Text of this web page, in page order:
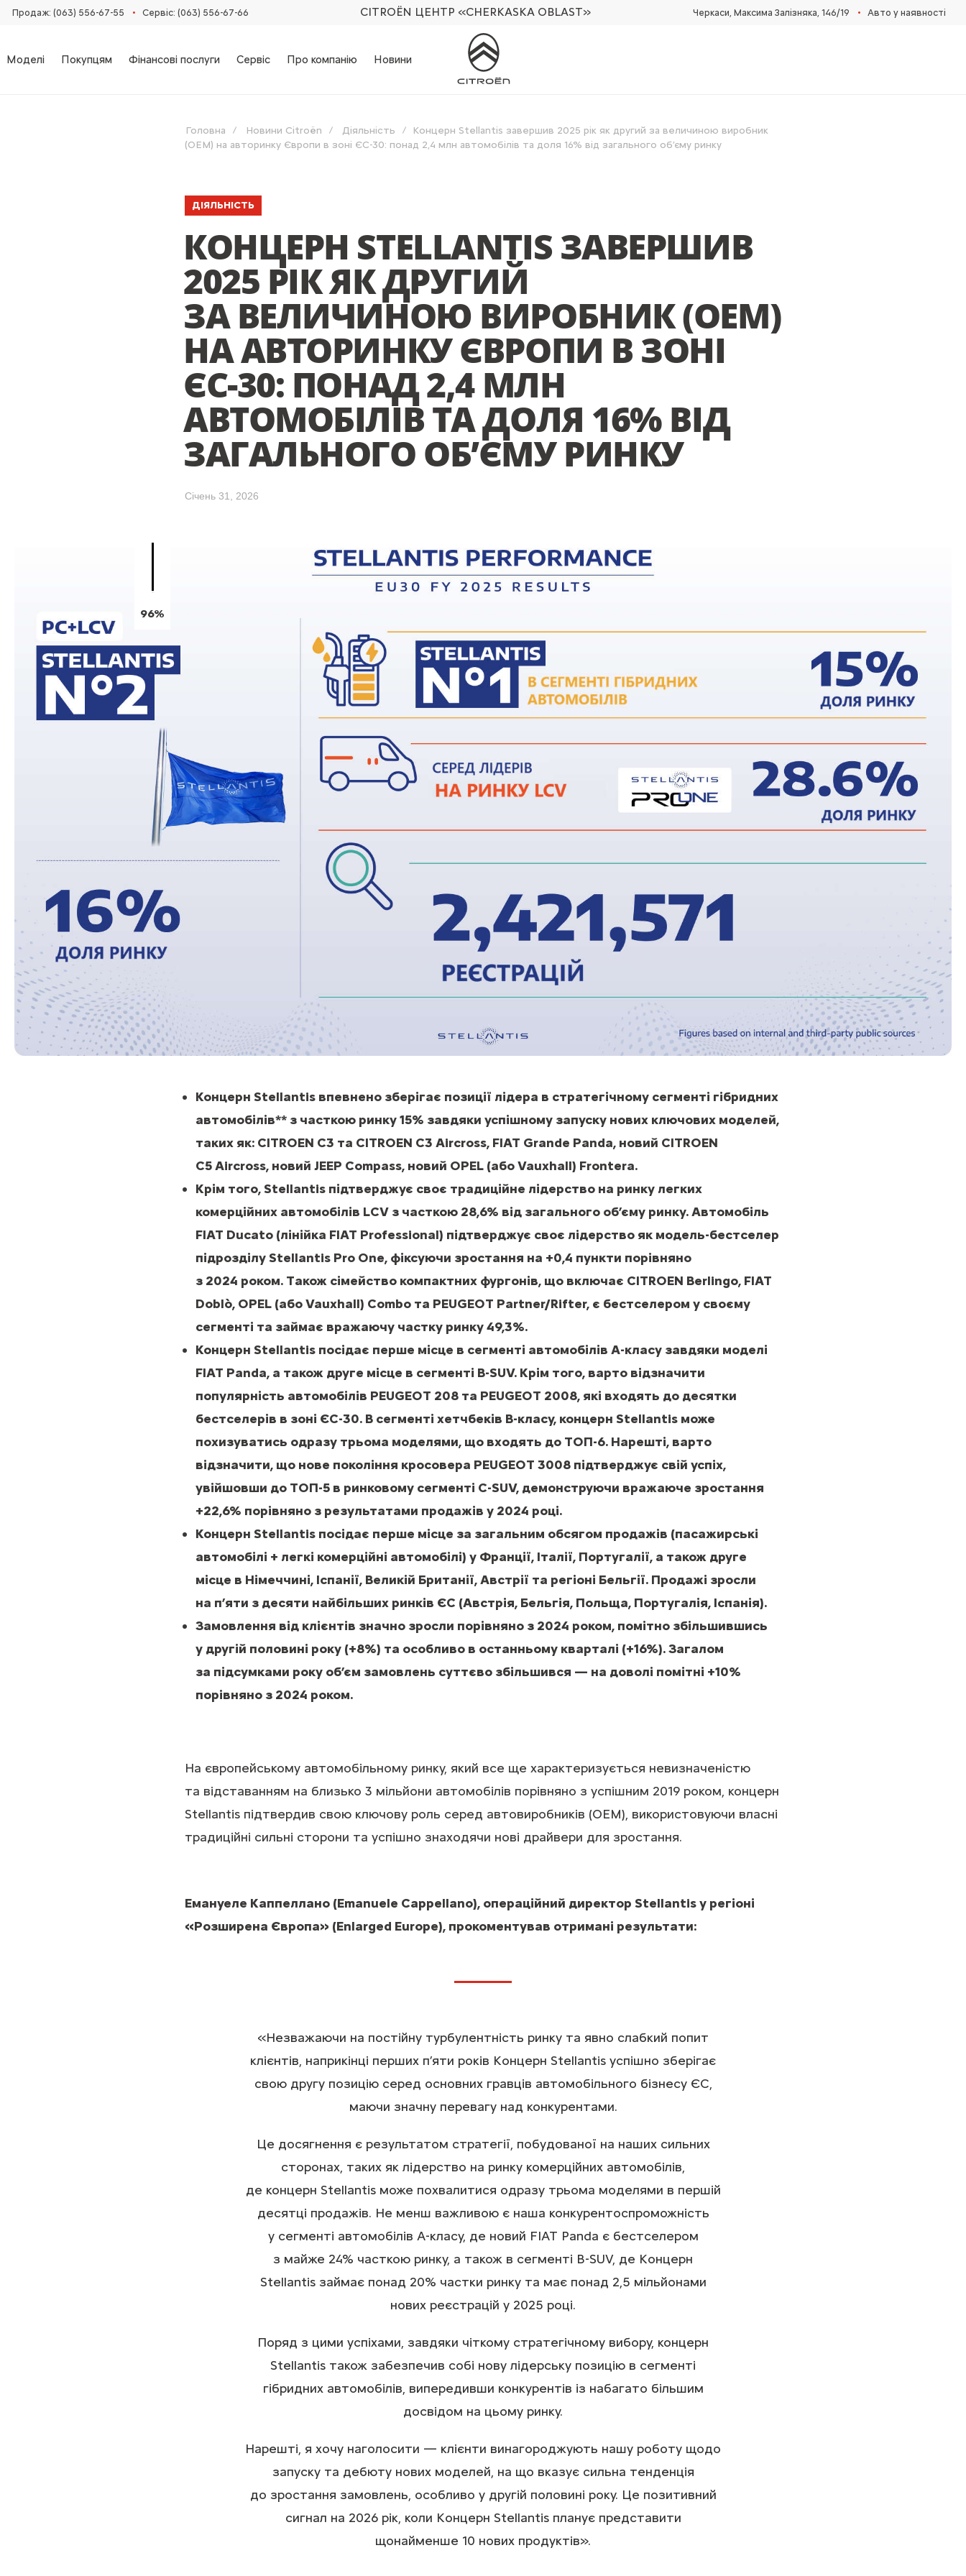
Продаж: (063) 556-67-55 • Сервіс: (063) 556-67-66 CITROËN ЦЕНТР «CHERKASKA OBLAST» Черкаси, Максима Залізняка, 146/19 • Авто у наявності
Моделі Покупцям Фінансові послуги Сервіс Про компанію Новини
Головна Новини Citroën Діяльність
Концерн Stellantis завершив 2025 рік як другий за величиною виробник
(ОЕМ) на авторинку Європи в зоні ЄС-30: понад 2,4 млн автомобілів та доля 16% від загального об’єму ринку
ДІЯЛЬНІСТЬ
КОНЦЕРН STELLANTIS ЗАВЕРШИВ
2025 РІК ЯК ДРУГИЙ
ЗА ВЕЛИЧИНОЮ ВИРОБНИК (ОЕМ)
НА АВТОРИНКУ ЄВРОПИ В ЗОНІ
ЄС-30: ПОНАД 2,4 МЛН
АВТОМОБІЛІВ ТА ДОЛЯ 16% ВІД
ЗАГАЛЬНОГО ОБ’ЄМУ РИНКУ
Cічень 31, 2026
96%
Концерн Stellantis впевнено зберігає позиції лідера в стратегічному сегменті гібридних
автомобілів** з часткою ринку 15% завдяки успішному запуску нових ключових моделей,
таких як: CITROEN C3 та CITROEN C3 Aircross, FIAT Grande Panda, новий CITROEN
C5 Aircross, новий JEEP Compass, новий OPEL (або Vauxhall) Frontera.
Крім того, Stellantis підтверджує своє традиційне лідерство на ринку легких
комерційних автомобілів LCV з часткою 28,6% від загального об’єму ринку. Автомобіль
FIAT Ducato (лінійка FIAT Professional) підтверджує своє лідерство як модель-бестселер
підрозділу Stellantis Pro One, фіксуючи зростання на +0,4 пункти порівняно
з 2024 роком. Також сімейство компактних фургонів, що включає CITROEN Berlingo, FIAT
Doblò, OPEL (або Vauxhall) Combo та PEUGEOT Partner/Rifter, є бестселером у своєму
сегменті та займає вражаючу частку ринку 49,3%.
Концерн Stellantis посідає перше місце в сегменті автомобілів A-класу завдяки моделі
FIAT Panda, а також друге місце в сегменті B-SUV. Крім того, варто відзначити
популярність автомобілів PEUGEOT 208 та PEUGEOT 2008, які входять до десятки
бестселерів в зоні ЄС-30. В сегменті хетчбеків B-класу, концерн Stellantis може
похизуватись одразу трьома моделями, що входять до ТОП-6. Нарешті, варто
відзначити, що нове покоління кросовера PEUGEOT 3008 підтверджує свій успіх,
увійшовши до ТОП-5 в ринковому сегменті C-SUV, демонструючи вражаюче зростання
+22,6% порівняно з результатами продажів у 2024 році.
Концерн Stellantis посідає перше місце за загальним обсягом продажів (пасажирські
автомобілі + легкі комерційні автомобілі) у Франції, Італії, Португалії, а також друге
місце в Німеччині, Іспанії, Великій Британії, Австрії та регіоні Бельгії. Продажі зросли
на п’яти з десяти найбільших ринків ЄС (Австрія, Бельгія, Польща, Португалія, Іспанія).
Замовлення від клієнтів значно зросли порівняно з 2024 роком, помітно збільшившись
у другій половині року (+8%) та особливо в останньому кварталі (+16%). Загалом
за підсумками року об’єм замовлень суттєво збільшився — на доволі помітні +10%
порівняно з 2024 роком.
На європейському автомобільному ринку, який все ще характеризується невизначеністю
та відставанням на близько 3 мільйони автомобілів порівняно з успішним 2019 роком, концерн
Stellantis підтвердив свою ключову роль серед автовиробників (OEM), використовуючи власні
традиційні сильні сторони та успішно знаходячи нові драйвери для зростання.
Емануеле Каппеллано (Emanuele Cappellano), операційний директор Stellantis у регіоні
«Розширена Європа» (Enlarged Europe), прокоментував отримані результати:
«Незважаючи на постійну турбулентність ринку та явно слабкий попит
клієнтів, наприкінці перших п’яти років Концерн Stellantis успішно зберігає
свою другу позицію серед основних гравців автомобільного бізнесу ЄС,
маючи значну перевагу над конкурентами.
Це досягнення є результатом стратегії, побудованої на наших сильних
сторонах, таких як лідерство на ринку комерційних автомобілів,
де концерн Stellantis може похвалитися одразу трьома моделями в першій
десятці продажів. Не менш важливою є наша конкурентоспроможність
у сегменті автомобілів A-класу, де новий FIAT Panda є бестселером
з майже 24% часткою ринку, а також в сегменті B-SUV, де Концерн
Stellantis займає понад 20% частки ринку та має понад 2,5 мільйонами
нових реєстрацій у 2025 році.
Поряд з цими успіхами, завдяки чіткому стратегічному вибору, концерн
Stellantis також забезпечив собі нову лідерську позицію в сегменті
гібридних автомобілів, випередивши конкурентів із набагато більшим
досвідом на цьому ринку.
Нарешті, я хочу наголосити — клієнти винагороджують нашу роботу щодо
запуску та дебюту нових моделей, на що вказує сильна тенденція
до зростання замовлень, особливо у другій половині року. Це позитивний
сигнал на 2026 рік, коли Концерн Stellantis планує представити
щонайменше 10 нових продуктів».